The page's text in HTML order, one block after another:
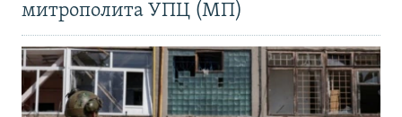
митрополита УПЦ (МП)